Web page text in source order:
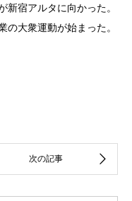
新宿アルタに向かった。
の大衆運動が始まった。